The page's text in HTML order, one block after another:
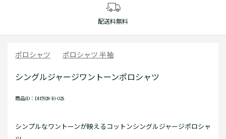
配送料無料
ポロシャツ ポロシャツ 半袖
シングルジャージワントーンポロシャツ
商品ID：DH5928-10-02S
シンプルなワントーンが映えるコットンシングルジャージポロシャ